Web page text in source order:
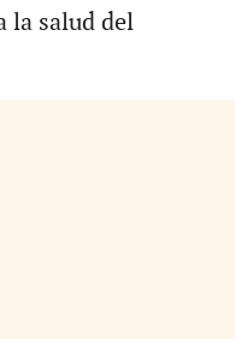
la salud del